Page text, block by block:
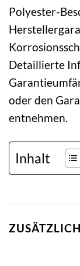
Polyester-
Detaillierte
oder den
entnehmen.
Inhalt